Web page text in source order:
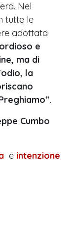
Nel
tutte le
adottata
e
ma di
la
Cumbo
e intenzione